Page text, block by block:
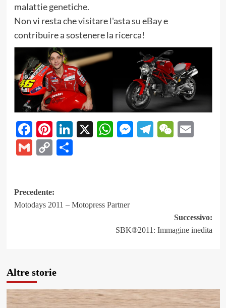
malattie genetiche.
Non vi resta che visitarel'asta su eBaye
contribuire a sostenere la ricerca!
Facebook
Pinterest
LinkedIn
X WhatsApp
Messenger
Telegram
Gmail
CopyShare
Navigazione
articolo
Precedente:
Motodays 2011 – Motopress Partner
Successivo:
SBK®2011: Immagine inedita
Altre storie